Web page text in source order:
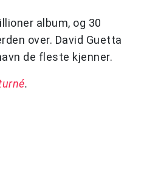
album, og 30
over. David Guetta
de fleste kjenner.
.